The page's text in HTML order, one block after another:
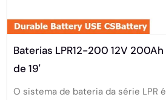
Baterias LPR12-200 12V
de 19'
O sistema de bateria da série LPR